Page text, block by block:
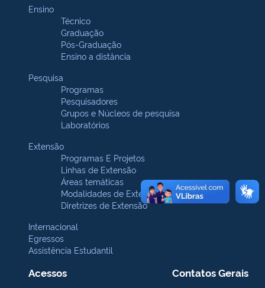
Ensino
Técnico
Graduação
Pós-Graduação
Ensino a distância
Pesquisa
Programas
Pesquisadores
Grupos e Núcleos de pesquisa
Laboratórios
Extensão
Programas E Projetos
Linhas de Extensão
Áreas temáticas
Modalidades de Extensão
Diretrizes de Extensão
Internacional
Egressos
Assistência Estudantil
Acessos Contatos Gerais